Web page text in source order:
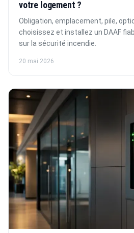
votre logement ?
Obligation, emplacement, pile,
choisissez et installez un DAAF
sur la sécurité incendie.
20 mai 2026